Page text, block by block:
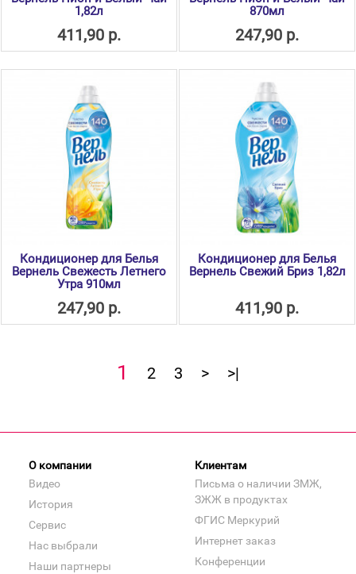
1,82л
411,90 р.
870мл
247,90 р.
Кондиционер для Белья
Вернель Свежесть Летнего
Утра 910мл
247,90 р.
Кондиционер для Белья
Вернель Свежий Бриз 1,82л
411,90 р.
1 2 3 > >|
О компании
Видео
История
Сервис
Нас выбрали
Наши партнеры
Клиентам
Письма о наличии ЗМЖ,
ЗЖЖ в продуктах
ФГИС Меркурий
Интернет заказ
Конференции